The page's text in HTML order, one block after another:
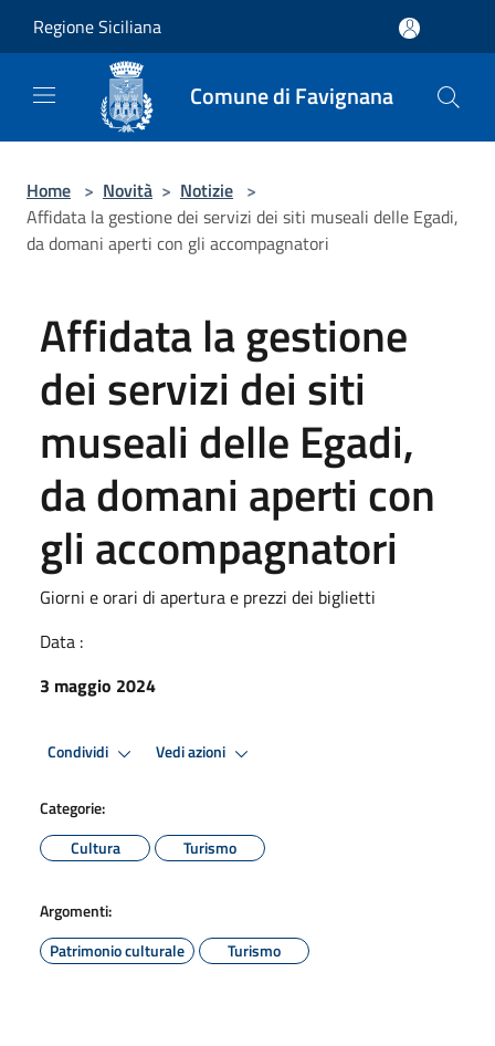
Regione Siciliana
Comune di Favignana
Home > Novità > Notizie >
Affidata la gestione dei servizi dei siti museali delle Egadi,
da domani aperti con gli accompagnatori
Affidata la gestione
dei servizi dei siti
museali delle Egadi,
da domani aperti con
gli accompagnatori
Giorni e orari di apertura e prezzi dei biglietti
Data :
3 maggio 2024
Condividi Vedi azioni
Categorie:
Cultura
Turismo
Argomenti:
Patrimonio culturale
Turismo